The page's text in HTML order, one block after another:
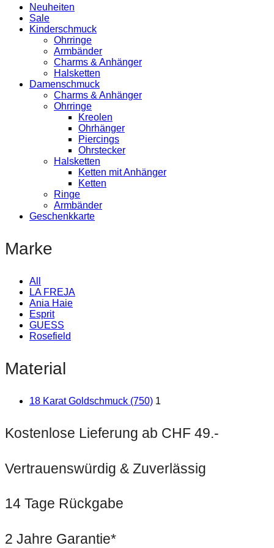
Neuheiten
Sale
Kinderschmuck
Ohrringe
Armbänder
Charms & Anhänger
Halsketten
Damenschmuck
Charms & Anhänger
Ohrringe
Kreolen
Ohrhänger
Piercings
Ohrstecker
Halsketten
Ketten mit Anhänger
Ketten
Ringe
Armbänder
Geschenkkarte
Marke
All
LA FREJA
Ania Haie
Esprit
GUESS
Rosefield
Material
18 Karat Goldschmuck (750) 1
Kostenlose Lieferung ab CHF 49.-
Vertrauenswürdig & Zuverlässig
14 Tage Rückgabe
2 Jahre Garantie*